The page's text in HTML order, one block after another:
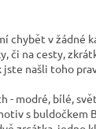
chybět v žádné
či na cesty,
našli toho
- modré, bílé,
s buldočkem